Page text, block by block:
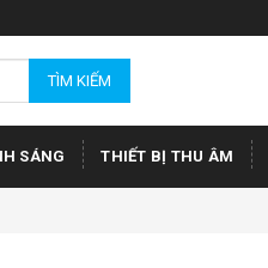
TÌM KIẾM
SÁNG THIẾT BỊ THU ÂM